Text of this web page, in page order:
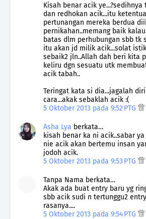
Kisah benar acik
dan redhokan acik...itu
pertunangan mereka berdua
pernikahan..memang baik
batas dlm perhubungan sbb tk
itu akan jd milik acik...solat
sebaik2 jln..Allah dah beri kita
keliru dgn sesuatu utk
acik tabah..
Teringat kata si dia...jagalah
cara...akak sebaklah acik :(
5 Oktober 2013 pada 9:52 PTG
Asha Lya berkata…
kisah benar ka ni acik..sabar
nie acik akan bertemu insan
jodoh acik.
5 Oktober 2013 pada 9:53 PTG
Tanpa Nama berkata…
Akak ada buat entry baru yg
sbb acik sudi n tertunggu2
rasanya....
5 Oktober 2013 pada 9:54 PTG